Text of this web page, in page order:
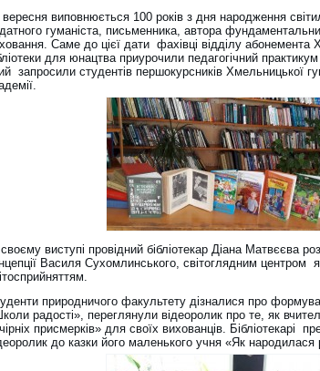
виповнюється 100 років з дня народження
гуманіста, письменника, автора
Саме до цієї дати фахівці відділу абонемента
для юнацтва приурочили педагогічний
запросили студентів першокурсників Хмельницької
виступі провідний бібліотекар Діана Матвєєва
Василя Сухомлинського, світоглядним центром
природничого факультету дізналися про
радості», переглянули відеоролик про те, як
присмерків» для своїх вихованців. Бібліотекарі
до казки його маленького учня «Як народилася